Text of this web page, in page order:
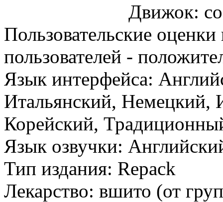
Движок:
Пользовательские
пользователей -
Язык интерфейса:
Итальянский, Немецкий,
Корейский,
Язык озвучки:
Тип издания: Repack
Лекарство: вшито (от